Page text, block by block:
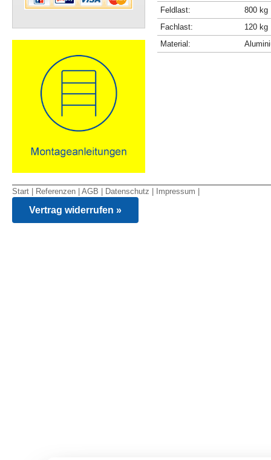
Feldlast:
800 kg
Fachlast:
120 kg
Material:
Start Referenzen AGB Datenschutz Impressum
Vertrag widerrufen »